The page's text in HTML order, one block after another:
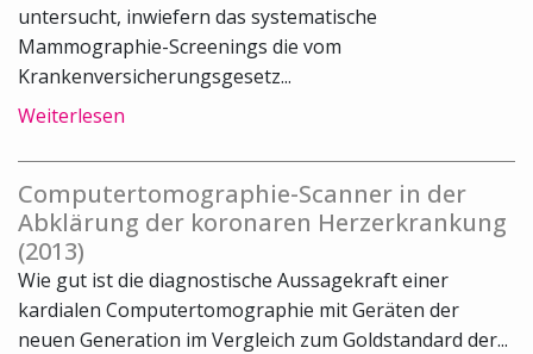
untersucht, inwiefern das systematische
Mammographie-Screenings die vom
Krankenversicherungsgesetz...
Weiterlesen
Computertomographie-Scanner in der
Abklärung der koronaren Herzerkrankung
(2013)
Wie gut ist die diagnostische Aussagekraft einer
kardialen Computertomographie mit Geräten der
neuen Generation im Vergleich zum Goldstandard der...